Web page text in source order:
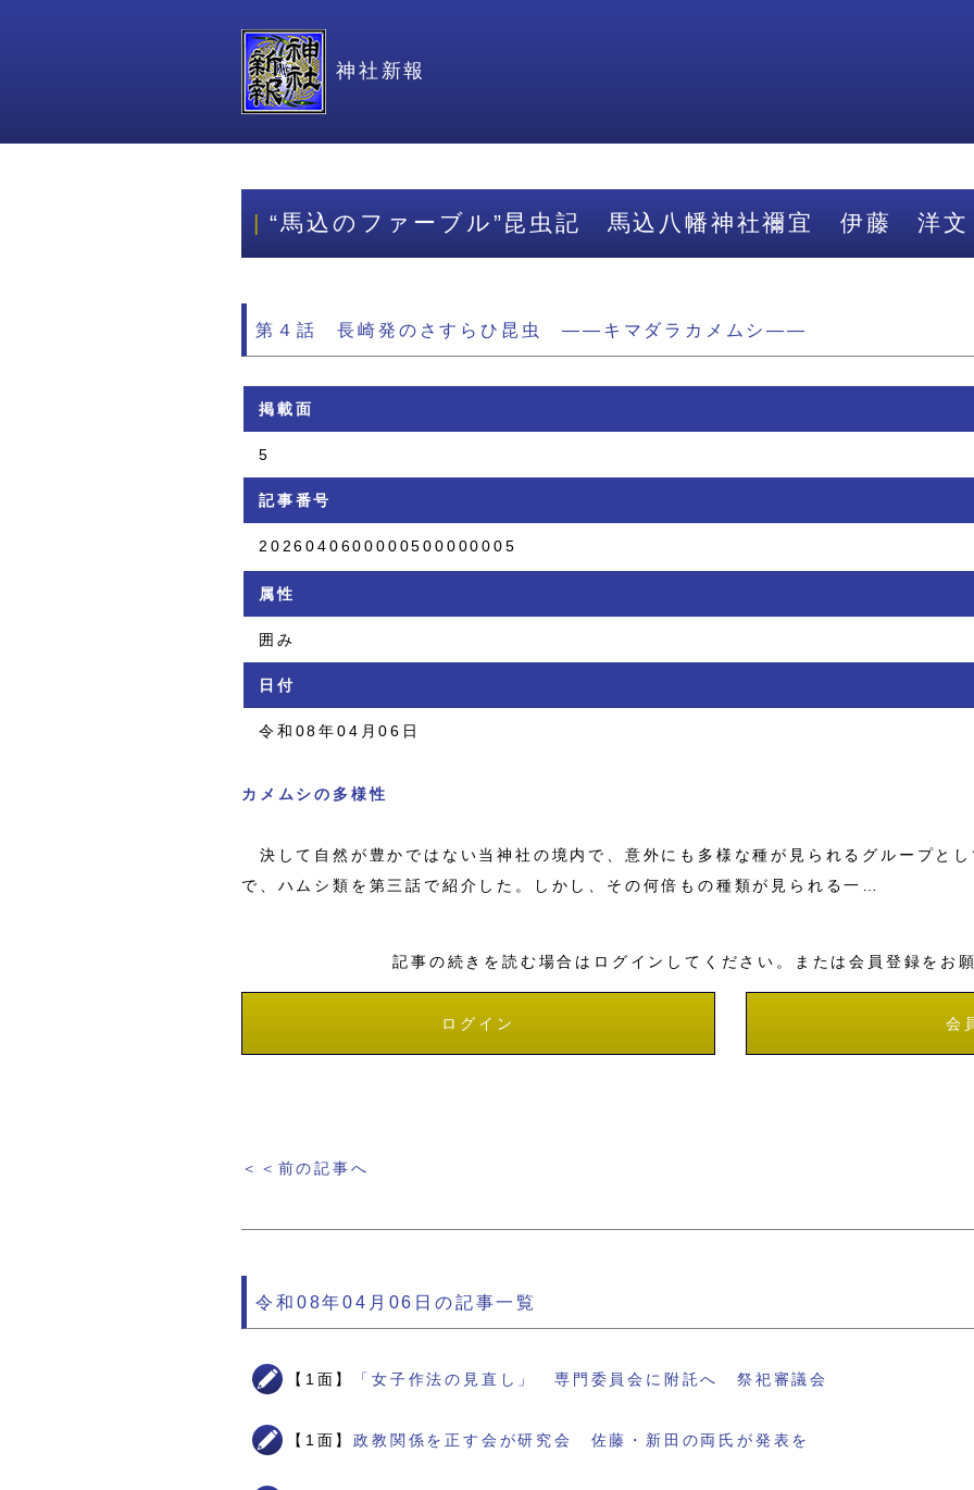
神社新報
“馬込のファーブル”昆虫記 馬込八幡神社禰宜 伊藤 洋文
第４話 長崎発のさすらひ昆虫 ――キマダラカメムシ――
掲載面
5
記事番号
2026040600000500000005
属性
囲み
日付
令和08年04月06日
カメムシの多様性
決して自然が豊かではない当神社の境内で、意外にも多様な種が見られるグループと
で、ハムシ類を第三話で紹介した。しかし、その何倍もの種類が見られる一…
記事の続きを読む場合はログインしてください。または会員登録をお
ログイン 会
＜＜前の記事へ
令和08年04月06日の記事一覧
【1面】 「女子作法の見直し」 専門委員会に附託へ 祭祀審議会
【1面】政教関係を正す会が研究会 佐藤・新田の両氏が発表を